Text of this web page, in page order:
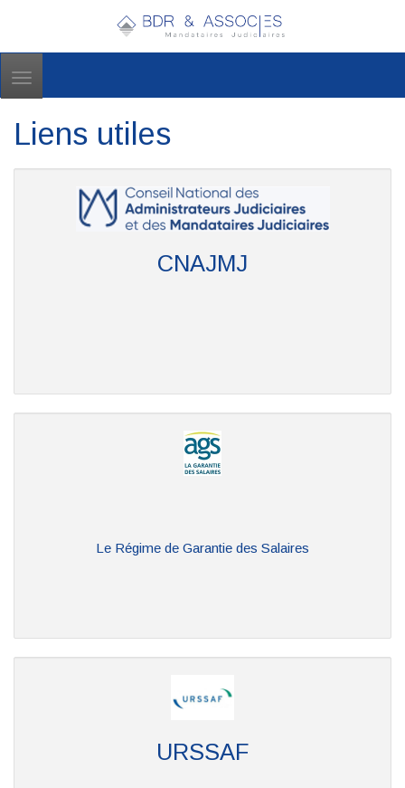
Toggle
Liens utiles
CNAJMJ
Le Régime de Garantie des Salaires
URSSAF